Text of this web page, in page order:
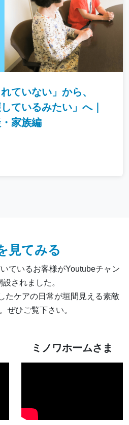
ていない」から、
ているみたい」へ｜
家族編
見てみる
ているお客様がYoutubeチャン
されました。
たケアの日常が垣間見える素敵
ぜひご覧下さい。
ミノワホームさま